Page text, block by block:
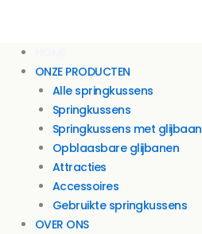
ONZE PRODUCTEN
Alle springkussens
Springkussens
Springkussens met glijbaan
Opblaasbare glijbanen
Attracties
Accessoires
Gebruikte springkussens
OVER ONS